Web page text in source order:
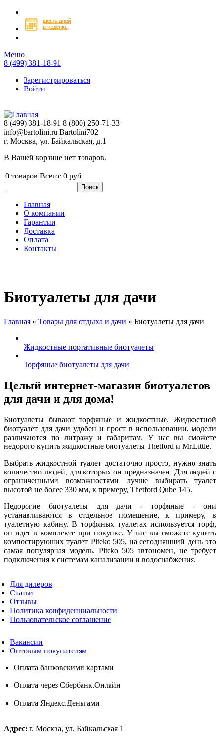
Перейти к основному содержанию
Меню
8 (499) 381-18-91
Зарегистрироваться
Войти
8 (499) 381-18-91 8 (800) 250-71-33
info@bartolini.ru Bartolini702
г. Москва, ул. Байкальская, д.1
В Вашей корзине нет товаров.
0 товаров Всего: 0 руб
Главное меню
Главная
О компании
Гарантии
Доставка
Оплата
Контакты
Биотуалеты для дачи
Главная » Товары для отдыха и дачи » Биотуалеты для дачи
Жидкостные портативные биотуалеты
Торфяные биотуалеты для дачи
Целый интернет-магазин биотуалетов
для дачи и для дома!
Биотуалеты бывают торфяные и жидкостные. Жидкостной
биотуалет для дачи удобен и прост в использовании, модели
различаются по литражу и габаритам. У нас вы сможете
недорого купить жидкостные биотуалеты Thetford и Mr.Little.
Выбрать жидкостной туалет достаточно просто, нужно знать
количество людей, для которых он предназначен. Для людей с
ограниченными возможностями лучше выбирать туалет
высотой не более 330 мм, к примеру, Thetford Qube 145.
Недорогие биотуалеты для дачи - торфяные - они
устанавливаются в отдельное помещение, к примеру, в
туалетную кабину. В торфяных туалетах используется торф,
он идет в комплекте при покупке. У нас вы сможете купить
компостирующих туалет Piteko 505, на сегодняшний день это
самая популярная модель. Piteko 505 автономен, не требует
подключения к системам канализации и водоснабжения.
Для дилеров
Статьи
Отзывы
Политика конфиденциальности
Пользовательское соглашение
Вакансии
Оптовым покупателям
Оплата банковскими картами
Оплата через Сбербанк.Онлайн
Оплата Яндекс.Деньгами
Адрес: г. Москва, ул. Байкальская 1